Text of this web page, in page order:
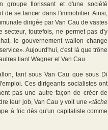
groupe florissant et d'une société
de se lancer dans l'immobilier. Ainsi,
dirigée par Van Cau de vastes
toutefois, ne permet pas d'y
le gouvernement wallon change
Aujourd'hui, c'est là que trône
liant Wagner et Van Cau...
tant sous Van Cau que sous Di
Ces dirigeants socialistes ont
pas une autre façon de créer de
leur job, Van Cau y voit une «tâche
à fric dès qu'un capitaliste comme